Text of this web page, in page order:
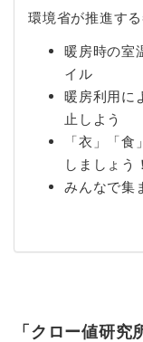
環境省が推進す
暖房時の室
イル
暖房利用に
止しよう
「衣」「
しましょう！
みんなで集
「クロー値研究